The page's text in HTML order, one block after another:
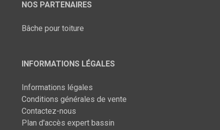
NOS PARTENAIRES
Bâche pour toiture
INFORMATIONS LÉGALES
Informations légales
Conditions générales de vente
Contactez-nous
Plan d'accès expert bassin